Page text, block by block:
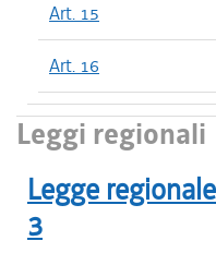
Art. 15
Art. 16
Leggi regionali
Legge regionale
3